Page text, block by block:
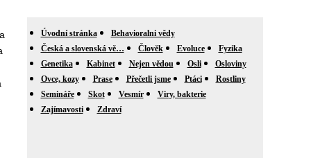
Úvodní stránka
Behavioralni vědy
Česká a slovenská vě…
Člověk Evoluce
Fyzika
Genetika
Kabinet Nejen vědou Osli
Osloviny
Ovce, kozy
Prase Přečetli jsme Ptáci
Rostliny
Semináře
Skot Vesmír
Viry, bakterie
Zajímavosti
Zdraví